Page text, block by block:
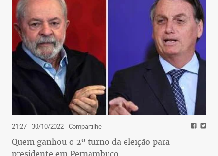
21:27 - 30/10/2022- Compartilhe
Quem ganhou o 2º turno da eleição para
presidente em Pernambuco